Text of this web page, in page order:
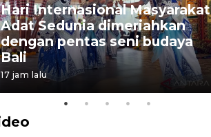
Hari Internasional Masyarakat
Adat Sedunia dimeriahkan
dengan pentas seni budaya
Bali
17 jam lalu